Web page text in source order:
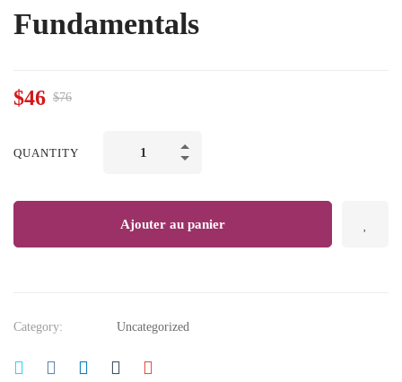
Fundamentals
$46 $76
QUANTITY
quantity
Ajouter au panier
Category: Uncategorized